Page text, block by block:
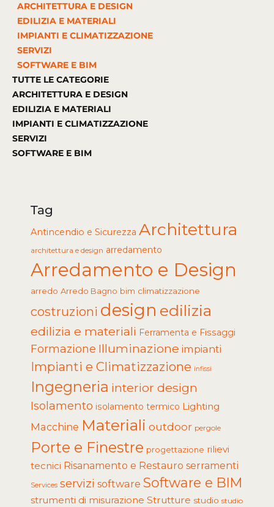
ARCHITETTURA E DESIGN
EDILIZIA E MATERIALI
IMPIANTI E CLIMATIZZAZIONE
SERVIZI
SOFTWARE E BIM
TUTTE LE CATEGORIE
ARCHITETTURA E DESIGN
EDILIZIA E MATERIALI
IMPIANTI E CLIMATIZZAZIONE
SERVIZI
SOFTWARE E BIM
Tag
Antincendio e Sicurezza Architettura
architettura e design arredamento
Arredamento e Design
arredo Arredo Bagno bim climatizzazione
costruzioni design edilizia
edilizia e materiali Ferramenta e Fissaggi
Formazione Illuminazione impianti
Impianti e Climatizzazione infissi
Ingegneria interior design
Isolamento isolamento termico Lighting
Macchine Materiali outdoor pergole
Porte e Finestre progettazione rilievi
tecnici Risanamento e Restauro serramenti
Services servizi software Software e BIM
strumenti di misurazione Strutture studio studio